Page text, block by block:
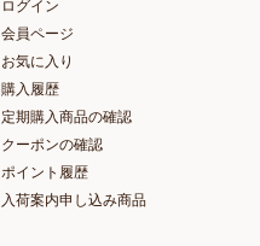
ログイン
会員ページ
お気に入り
購入履歴
定期購入商品の確認
クーポンの確認
ポイント履歴
入荷案内申し込み商品